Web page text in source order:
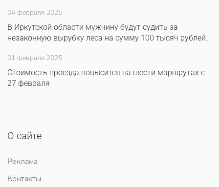
04 февраля 2025
В Иркутской области мужчину будут судить за
незаконную вырубку леса на сумму 100 тысяч рублей.
01 февраля 2025
Стоимость проезда повысится на шести маршрутах с
27 февраля
О сайте
Реклама
Контакты